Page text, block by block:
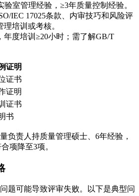
验室管理经验，≥3年质量控制经验。
IEC 17025条款、内审技巧和风险评
培训或考核。
年度培训≥20小时；需了解GB/T
证明
证书
证明
证书
书
负责人持质量管理硕士、6年经验，
项降至3项。
题可能导致评审失败。以下是典型问